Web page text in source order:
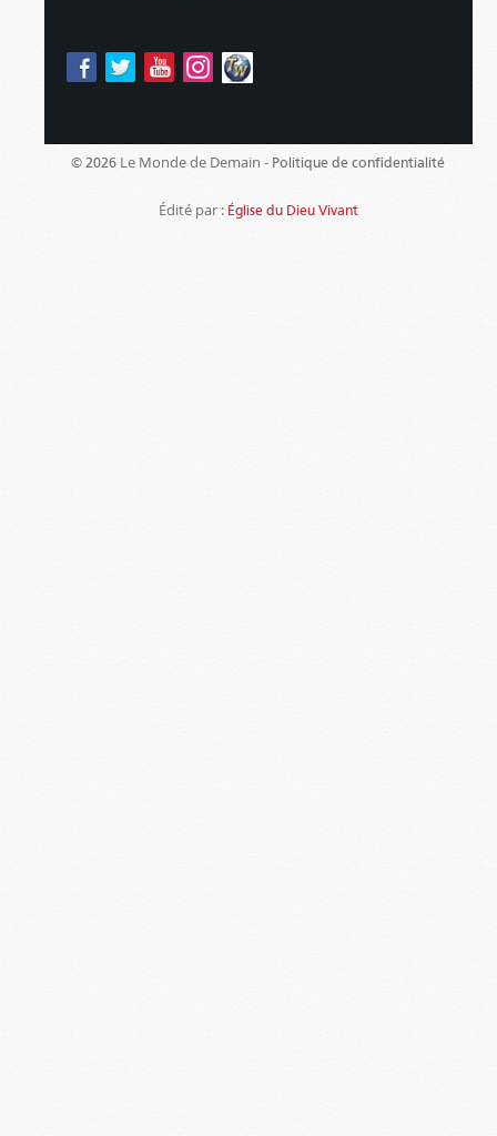
© 2026 Le Monde de Demain - Politique de confidentialité
Édité par : Église du Dieu Vivant